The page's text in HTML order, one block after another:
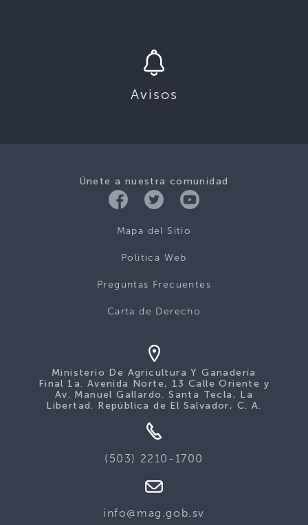
Avisos
Únete a nuestra comunidad
Mapa del Sitio
Politica Web
Preguntas Frecuentes
Carta de Derecho
Ministerio De Agricultura Y Ganadería
Final 1a. Avenida Norte, 13 Calle Oriente y
Av. Manuel Gallardo. Santa Tecla, La
Libertad. República de El Salvador, C. A.
(503) 2210-1700
info@mag.gob.sv